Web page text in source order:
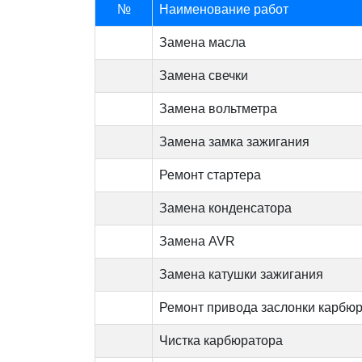
№ Наименование работ
Замена масла
Замена свечки
Замена вольтметра
Замена замка зажигания
Ремонт стартера
Замена конденсатора
Замена AVR
Замена катушки зажигания
Ремонт привода заслонки
Чистка карбюратора